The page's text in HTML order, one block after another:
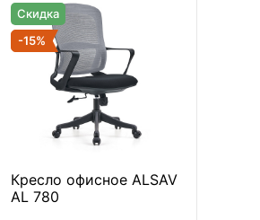
Скидка
-15%
Кресло офисное ALSAV
AL 780